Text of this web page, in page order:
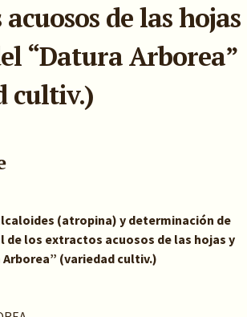
de las hojas
“Datura Arborea”
cultiv.)
(atropina) y determinación de
de los extractos acuosos de las hojas y
(variedad cultiv.)